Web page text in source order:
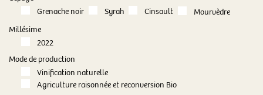
Grenache noir
Syrah Cinsault
Mourvèdre
Millésime
2022
Mode de production
Vinification naturelle
Agriculture raisonnée et reconversion Bio